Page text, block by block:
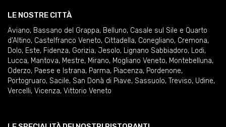
LE NOSTRE CITTÀ
Aviano, Bassano del Grappa, Belluno, Casale sul Sile e Quarto
d'Altino, Castelfranco Veneto, Cittadella, Conegliano, Cremona,
Dolo, Este, Fidenza, Gorizia, Jesolo, Lignano Sabbiadoro, Lodi,
Lucca, Mantova, Mestre, Mirano, Mogliano Veneto, Montebelluna,
Oderzo, Paese e Istrana, Parma, Piacenza, Pordenone,
Portogruaro, Sacile, San Donà di Piave, Sassuolo, Treviso, Udine,
Vercelli, Vicenza, Vittorio Veneto